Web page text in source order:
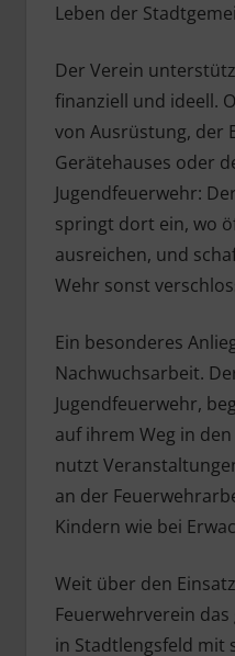
Leben der
Der Verein
finanziell und ideell.
von Ausrüstung, der
Gerätehauses oder
Jugendfeuerwehr:
springt dort ein, wo
ausreichen, und
Wehr sonst
Ein besonderes
Nachwuchsarbeit.
Jugendfeuerwehr,
auf ihrem Weg in
nutzt
an der
Kindern wie bei
Weit über den
Feuerwehrverein
in Stadtlengsfeld mit